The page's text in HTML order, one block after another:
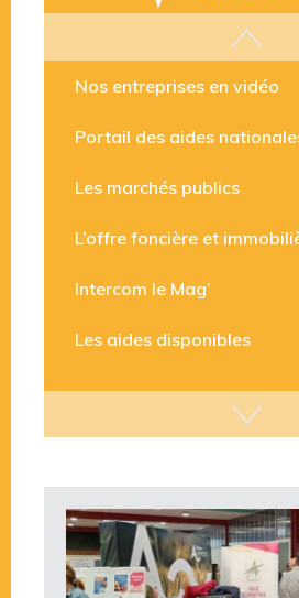
Les aides disponibles
Nos entreprises en vidéo
Les marchés publics
Intercom le Mag’